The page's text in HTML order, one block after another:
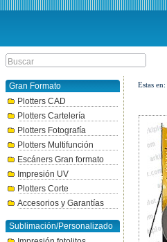
Gran Formato
Plotters CAD
Plotters Cartelería
Plotters Fotografía
Plotters Multifunción
Escáners Gran formato
Impresión UV
Plotters Corte
Accesorios y Garantías
Sublimación/Personalizado
Estas en: